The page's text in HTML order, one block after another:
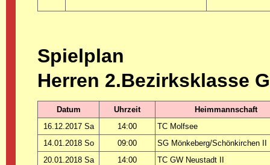
Spielplan
Herren 2.Bezirksklasse
Datum Uhrzeit
Heimmannschaft
16.12.2017 Sa
14:00
TC Molfsee
14.01.2018 So
09:00
SG Mönkeberg/Schönkirchen II
20.01.2018 Sa
14:00
TC GW Neustadt II